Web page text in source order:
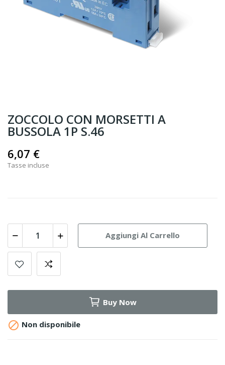
ZOCCOLO CON MORSETTI A
BUSSOLA 1P S.46
6,07 €
Tasse incluse
Aggiungi Al Carrello
Buy Now
 Non disponibile